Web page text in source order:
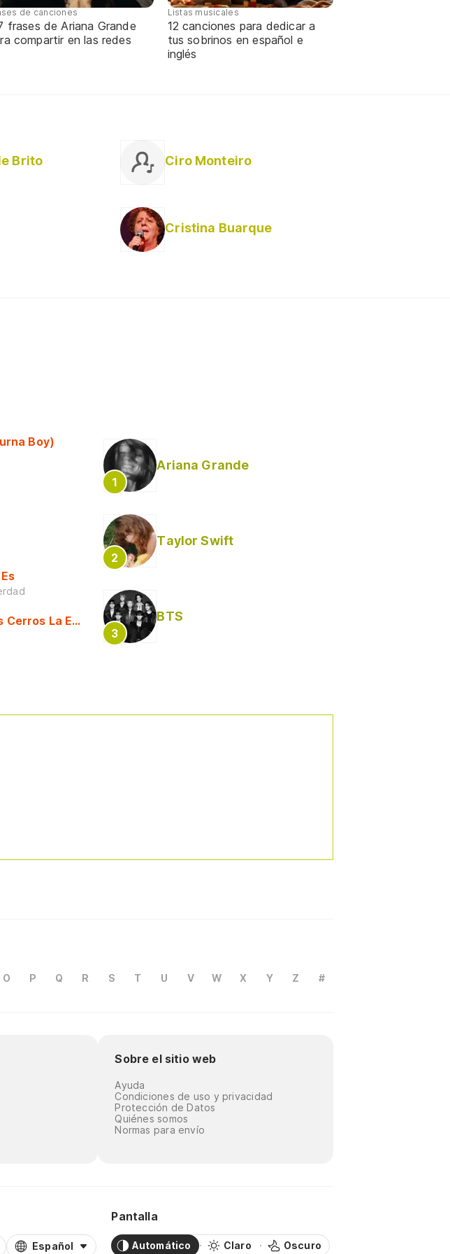
de canciones
frases de Ariana Grande
compartir en las redes
Listas musicales
12 canciones para dedicar a
tus sobrinos en español e
inglés
Brito Ciro Monteiro
Cristina Buarque
Boy)
Cerros La Escuela)
Ariana Grande
Taylor Swift
BTS
O P Q R S T U V W X Y Z #
Sobre el sitio web
Ayuda
Condiciones de uso y privacidad
Protección de Datos
Quiénes somos
Normas para envío
Español
Pantalla
Automático Claro Oscuro